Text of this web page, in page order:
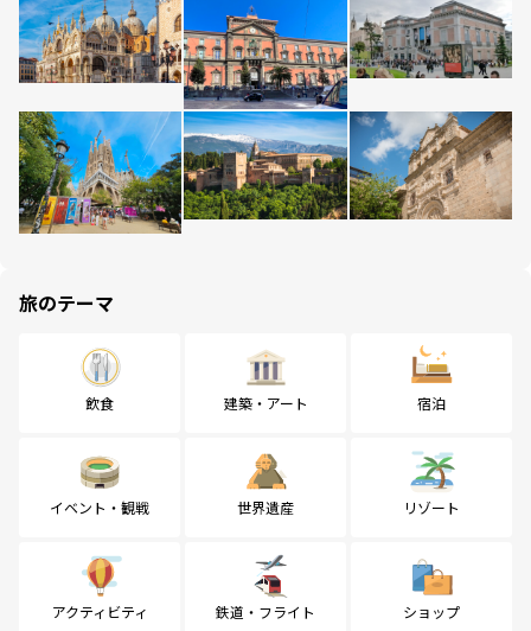
旅のテーマ
飲食 建築・アート 宿泊
イベント・観戦 世界遺産 リゾート
アクティビティ 鉄道・フライト ショップ